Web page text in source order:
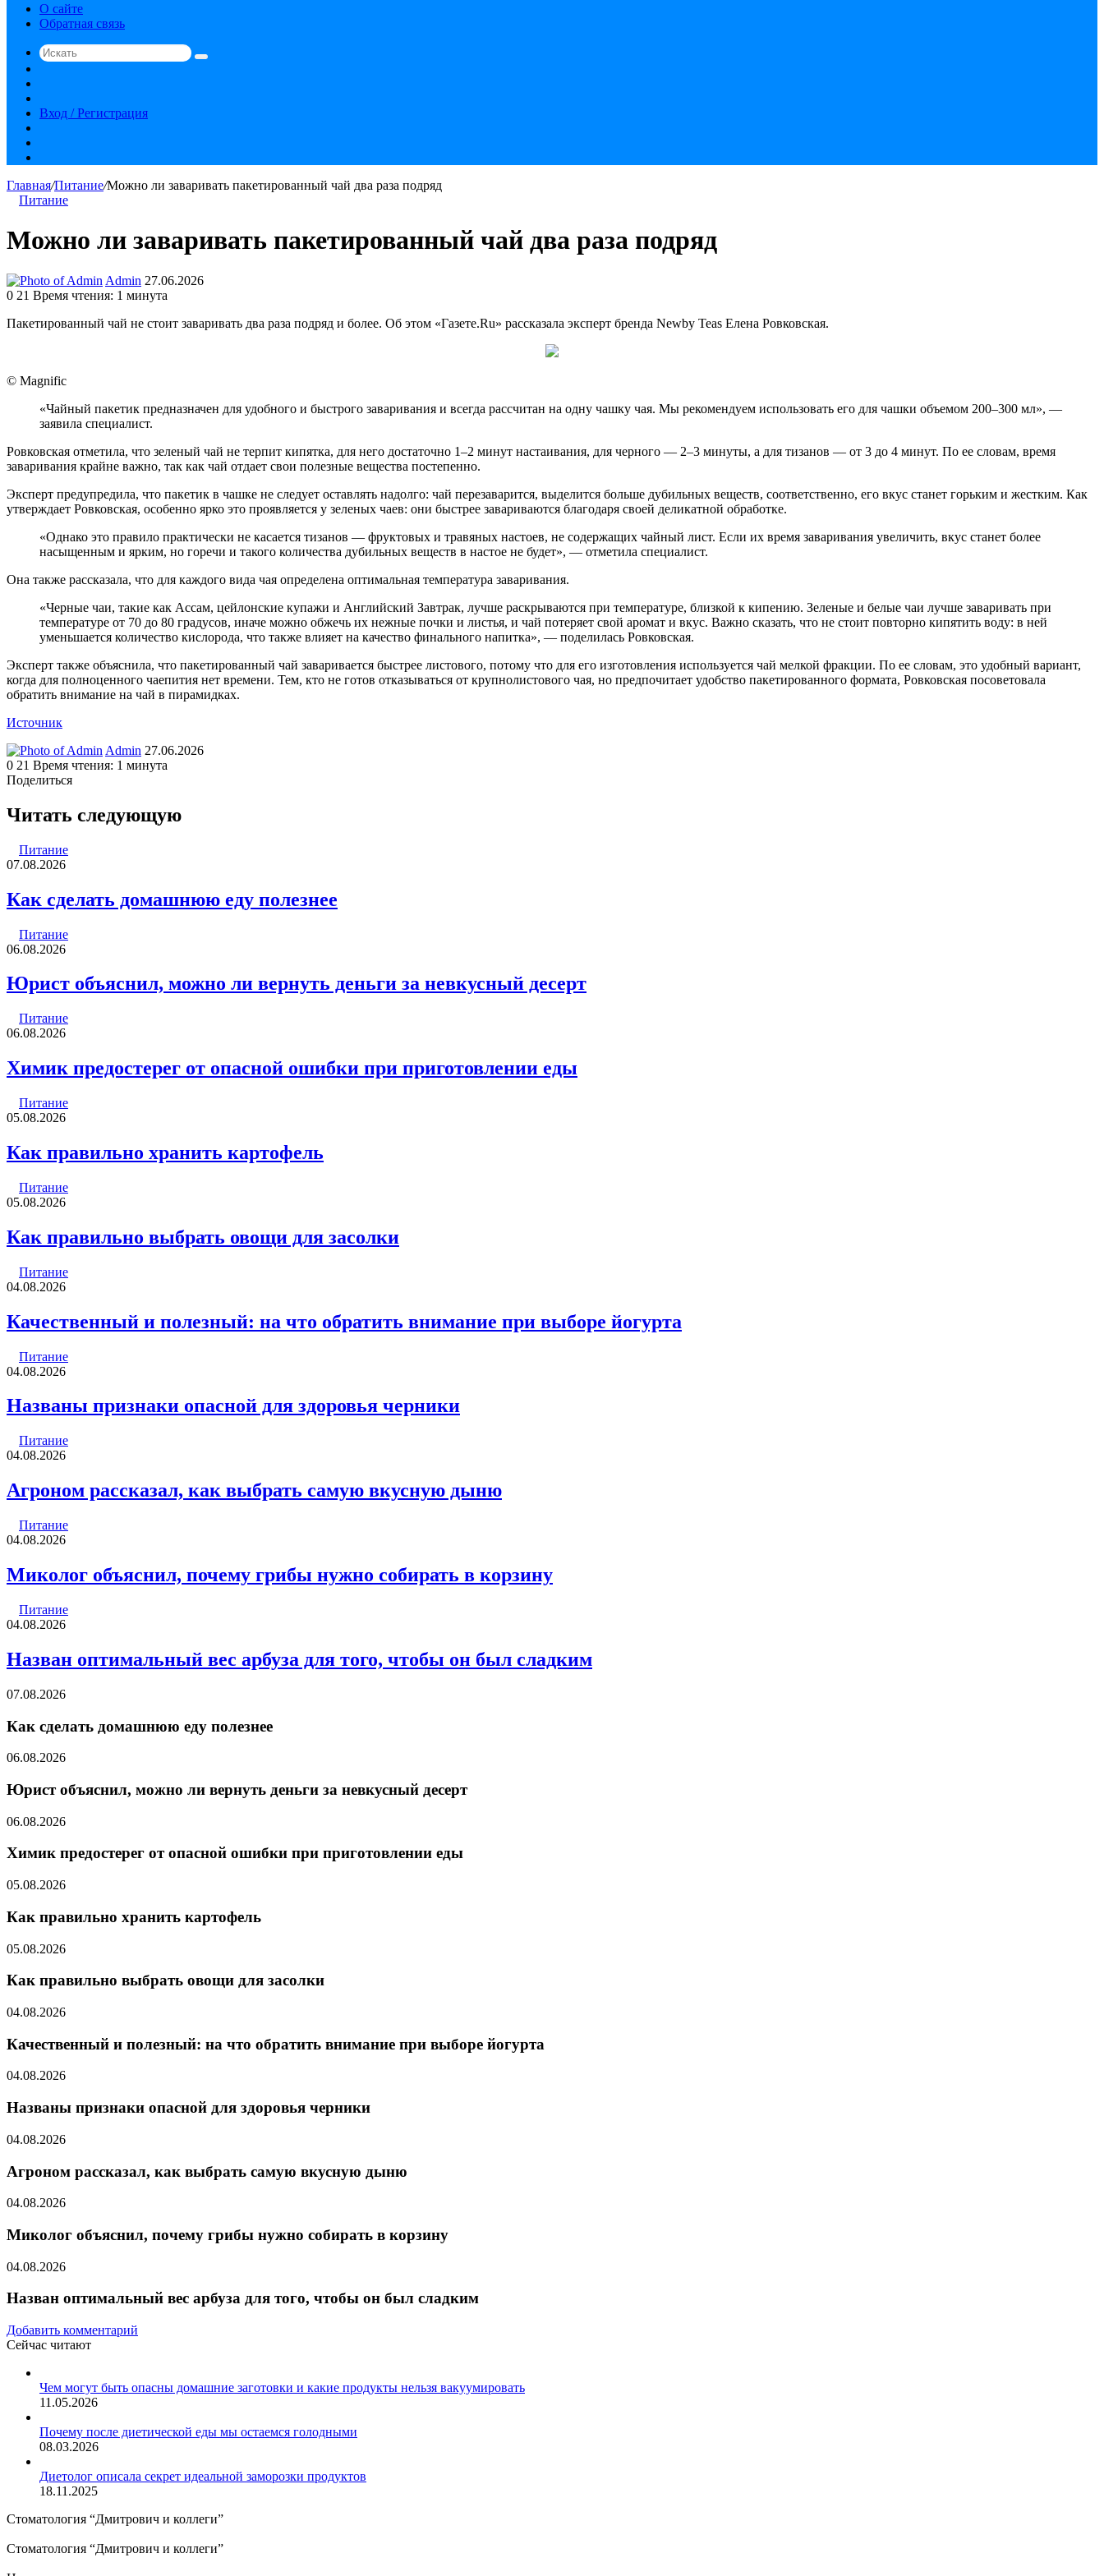
О сайте
Обратная связь
Искать
статья
Вход / Регистрация
Главная/Питание/Можно ли заваривать пакетированный чай два раза подряд
Питание
Можно ли заваривать пакетированный чай два раза подряд
Admin Send
an
27.06.2026
0 21 Время чтения: 1 минута
Пакетированный чай не стоит заваривать два раза подряд и более. Об этом «Газете.Ru» рассказала эксперт бренда Newby Teas Елена Ровковская.
© Magnific
«Чайный пакетик предназначен для удобного и быстрого заваривания и всегда рассчитан на одну чашку чая. Мы рекомендуем использовать его для чашки объемом 200–300 мл», —
заявила специалист.
Ровковская отметила, что зеленый чай не терпит кипятка, для него достаточно 1–2 минут настаивания, для черного — 2–3 минуты, а для тизанов — от 3 до 4 минут. По ее словам, время
заваривания крайне важно, так как чай отдает свои полезные вещества постепенно.
Эксперт предупредила, что пакетик в чашке не следует оставлять надолго: чай перезаварится, выделится больше дубильных веществ, соответственно, его вкус станет горьким и жестким. Как
утверждает Ровковская, особенно ярко это проявляется у зеленых чаев: они быстрее завариваются благодаря своей деликатной обработке.
«Однако это правило практически не касается тизанов — фруктовых и травяных настоев, не содержащих чайный лист. Если их время заваривания увеличить, вкус станет более
насыщенным и ярким, но горечи и такого количества дубильных веществ в настое не будет», — отметила специалист.
Она также рассказала, что для каждого вида чая определена оптимальная температура заваривания.
«Черные чаи, такие как Ассам, цейлонские купажи и Английский Завтрак, лучше раскрываются при температуре, близкой к кипению. Зеленые и белые чаи лучше заваривать при
температуре от 70 до 80 градусов, иначе можно обжечь их нежные почки и листья, и чай потеряет свой аромат и вкус. Важно сказать, что не стоит повторно кипятить воду: в ней
уменьшается количество кислорода, что также влияет на качество финального напитка», — поделилась Ровковская.
Эксперт также объяснила, что пакетированный чай заваривается быстрее листового, потому что для его изготовления используется чай мелкой фракции. По ее словам, это удобный вариант,
когда для полноценного чаепития нет времени. Тем, кто не готов отказываться от крупнолистового чая, но предпочитает удобство пакетированного формата, Ровковская посоветовала
обратить внимание на чай в пирамидках.
Источник
Admin Send
an
27.06.2026
0 21 Время чтения: 1 минута
Поделиться
через
электронную
Читать следующую
Питание
07.08.2026
Как сделать домашнюю еду полезнее
Питание
06.08.2026
Юрист объяснил, можно ли вернуть деньги за невкусный десерт
Питание
06.08.2026
Химик предостерег от опасной ошибки при приготовлении еды
Питание
05.08.2026
Как правильно хранить картофель
Питание
05.08.2026
Как правильно выбрать овощи для засолки
Питание
04.08.2026
Качественный и полезный: на что обратить внимание при выборе йогурта
Питание
04.08.2026
Названы признаки опасной для здоровья черники
Питание
04.08.2026
Агроном рассказал, как выбрать самую вкусную дыню
Питание
04.08.2026
Миколог объяснил, почему грибы нужно собирать в корзину
Питание
04.08.2026
Назван оптимальный вес арбуза для того, чтобы он был сладким
07.08.2026
Как сделать домашнюю еду полезнее
06.08.2026
Юрист объяснил, можно ли вернуть деньги за невкусный десерт
06.08.2026
Химик предостерег от опасной ошибки при приготовлении еды
05.08.2026
Как правильно хранить картофель
05.08.2026
Как правильно выбрать овощи для засолки
04.08.2026
Качественный и полезный: на что обратить внимание при выборе йогурта
04.08.2026
Названы признаки опасной для здоровья черники
04.08.2026
Агроном рассказал, как выбрать самую вкусную дыню
04.08.2026
Миколог объяснил, почему грибы нужно собирать в корзину
04.08.2026
Назван оптимальный вес арбуза для того, чтобы он был сладким
Добавить комментарий
Сейчас читают
Чем могут быть опасны домашние заготовки и какие продукты нельзя вакуумировать
11.05.2026
Почему после диетической еды мы остаемся голодными
08.03.2026
Диетолог описала секрет идеальной заморозки продуктов
18.11.2025
Стоматология “Дмитрович и коллеги”
Стоматология “Дмитрович и коллеги”